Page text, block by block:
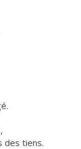
des tiens.